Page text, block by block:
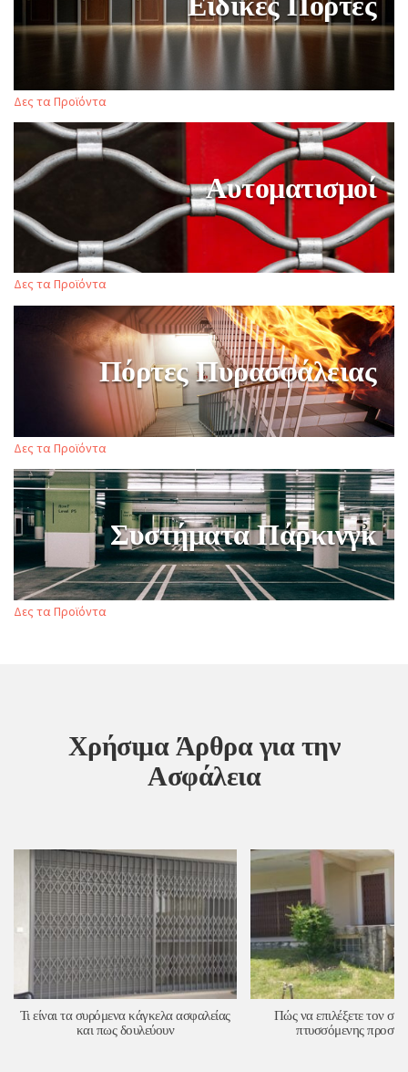
Δες τα Προϊόντα
Αυτοματισμοί
Δες τα Προϊόντα
Πόρτες Πυρασφάλειας
Δες τα Προϊόντα
Συστήματα Πάρκινγκ
Δες τα Προϊόντα
Χρήσιμα Άρθρα για την
Ασφάλεια
Τι είναι τα συρόμενα κάγκελα ασφαλείας
και πως δουλεύουν
Πώς να επιλέξετε τον
πτυσσόμενης